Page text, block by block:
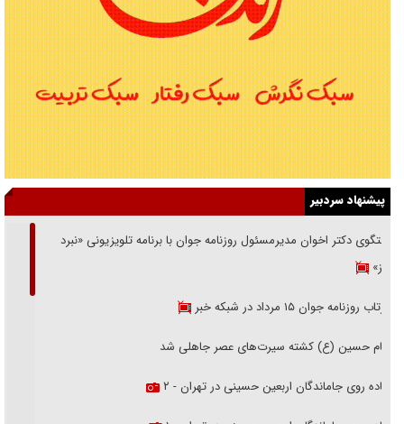
پیشنهاد سردبیر
گفتگوی دکتر اخوان مدیرمسئول روزنامه جوان با برنامه تلویزیونی «نبرد
هرمز»
بازتاب روزنامه جوان ۱۵ مرداد در شبکه خبر
امام حسین (ع) کشته سیرت‌های عصر جاهلی شد
پیاده روی جاماندگان اربعین حسینی در تهران - ۲